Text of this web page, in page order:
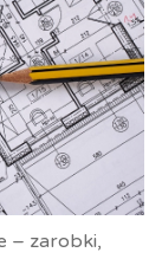
– zarobki,